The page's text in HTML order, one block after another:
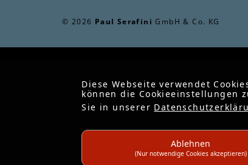
© 2026 Paul Serafini GmbH & Co. KG
Diese Webseite verwendet
können die Cookieeinstellungen
Sie in unserer
Ablehnen
(Nur notwendige Cookies akzeptieren)